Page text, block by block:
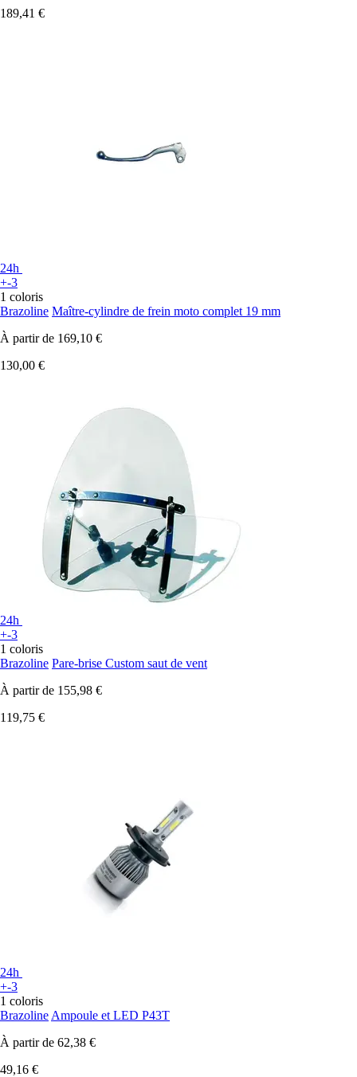
189,41 €
24h
+-3
1 coloris
Brazoline Maître-cylindre de frein moto complet 19 mm
À partir de 169,10 €
130,00 €
24h
+-3
1 coloris
Brazoline Pare-brise Custom saut de vent
À partir de 155,98 €
119,75 €
24h
+-3
1 coloris
Brazoline Ampoule et LED P43T
À partir de 62,38 €
49,16 €